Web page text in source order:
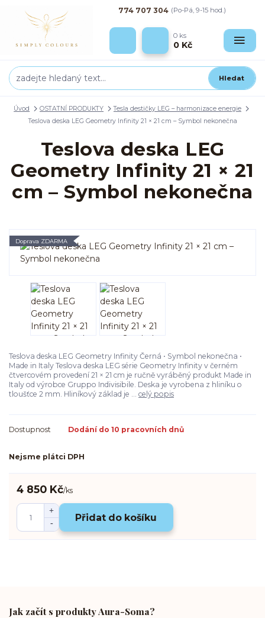
Hledat
774 707 304 (Po-Pá, 9-15 hod.)
0 ks
0 Kč
Úvod OSTATNÍ PRODUKTY
Tesla destičky LEG – harmonizace energie
Teslova deska LEG Geometry Infinity 21 × 21 cm – Symbol nekonečna
Teslova deska LEG
Geometry Infinity 21 × 21
cm – Symbol nekonečna
Doprava ZDARMA
Teslova deska LEG Geometry Infinity Černá • Symbol nekonečna •
Made in Italy Teslova deska LEG série Geometry Infinity v černém
čtvercovém provedení 21 × 21 cm je ručně vyráběný produkt Made in
Italy od výrobce Gruppo Indivisibile. Deska je vyrobena z hliníku o
tloušťce 2 mm. Hliníkový základ je ... celý popis
Dostupnost Dodání do 10 pracovních dnů
Nejsme plátci DPH
4 850 Kč/ks
Přidat do košíku
Jak začít s produkty Aura-Soma?